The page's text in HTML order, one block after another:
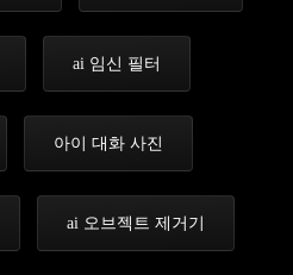
ai 임신 필터
아이 대화 사진
ai 오브젝트 제거기